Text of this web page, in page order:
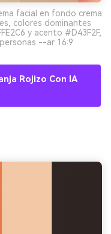
facial en fondo crema
colores dominantes
y acento #D43F2F,
--ar 16:9
Rojizo Con IA